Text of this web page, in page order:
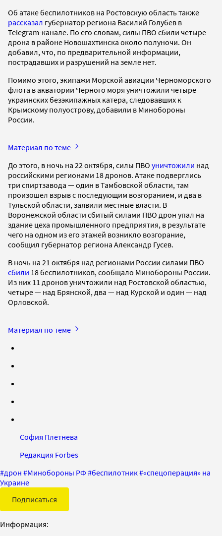
Об атаке беспилотников на Ростовскую область также
рассказал губернатор региона Василий Голубев в
Telegram-канале. По его словам, силы ПВО сбили четыре
дрона в районе Новошахтинска около полуночи. Он
добавил, что, по предварительной информации,
пострадавших и разрушений на земле нет.
Помимо этого, экипажи Морской авиации Черноморского
флота в акватории Черного моря уничтожили четыре
украинских безэкипажных катера, следовавших к
Крымскому полуострову, добавили в Минобороны
России.
Материал по теме
До этого, в ночь на 22 октября, силы ПВО уничтожили над
российскими регионами 18 дронов. Атаке подверглись
три спиртзавода — один в Тамбовской области, там
произошел взрыв с последующим возгоранием, и два в
Тульской области, заявили местные власти. В
Воронежской области сбитый силами ПВО дрон упал на
здание цеха промышленного предприятия, в результате
чего на одном из его этажей возникло возгорание,
сообщил губернатор региона Александр Гусев.
В ночь на 21 октября над регионами России силами ПВО
сбили 18 беспилотников, сообщало Минобороны России.
Из них 11 дронов уничтожили над Ростовской областью,
четыре — над Брянской, два — над Курской и один — над
Орловской.
Материал по теме
София Плетнева
Редакция Forbes
#дрон #Минобороны РФ #беспилотник#«спецоперация» на
Украине
Подписаться
Информация: